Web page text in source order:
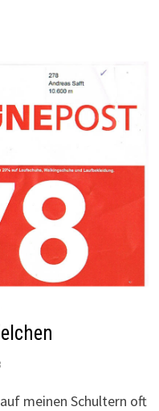
meinen Schultern oft